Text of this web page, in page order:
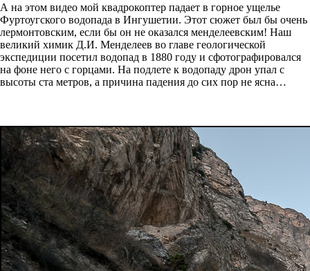
А на этом видео мой квадрокоптер падает в горное ущелье
Фуртоугского водопада в Ингушетии. Этот сюжет был бы очень
лермонтовским, если бы он не оказался менделеевским! Наш
великий химик Д.И. Менделеев во главе геологической
экспедиции посетил водопад в 1880 году и сфотографировался
на фоне него с горцами. На подлете к водопаду дрон упал с
высоты ста метров, а причина падения до сих пор не ясна…